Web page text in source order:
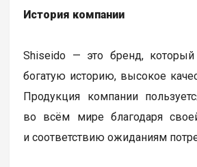
История компании
Shiseido — это бренд, который
богатую историю, высокое
Продукция компании
во всём мире благодаря
и соответствию ожиданиям